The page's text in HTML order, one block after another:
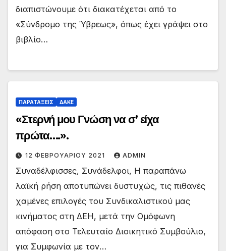
διαπιστώνουμε ότι διακατέχεται από το
«Σύνδρομο της Ύβρεως», όπως έχει γράψει στο
βιβλίο…
ΠΑΡΑΤΑΞΕΙΣ ΔΑΚΕ
«Στερνή μου Γνώση να σ’ είχα
πρώτα….».
12 ΦΕΒΡΟΥΑΡΊΟΥ 2021 ADMIN
Συναδέλφισσες, Συνάδελφοι, Η παραπάνω
λαϊκή ρήση αποτυπώνει δυστυχώς, τις πιθανές
χαμένες επιλογές του Συνδικαλιστικού μας
κινήματος στη ΔΕΗ, μετά την Ομόφωνη
απόφαση στο Τελευταίο Διοικητικό Συμβούλιο,
για Συμφωνία με τον…